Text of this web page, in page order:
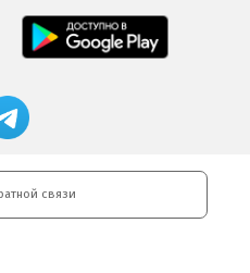
в
App
Store
Мобильное
приложение
FRESHMAN
Магазин
профессиональной
косметики
и
Интернет-
связи